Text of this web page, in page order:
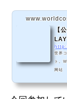
【
世界
ト。
网站